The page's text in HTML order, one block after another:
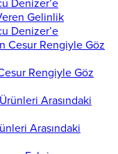
Gelinlik
Denizer’e
Rengiyle Göz
Arasındaki